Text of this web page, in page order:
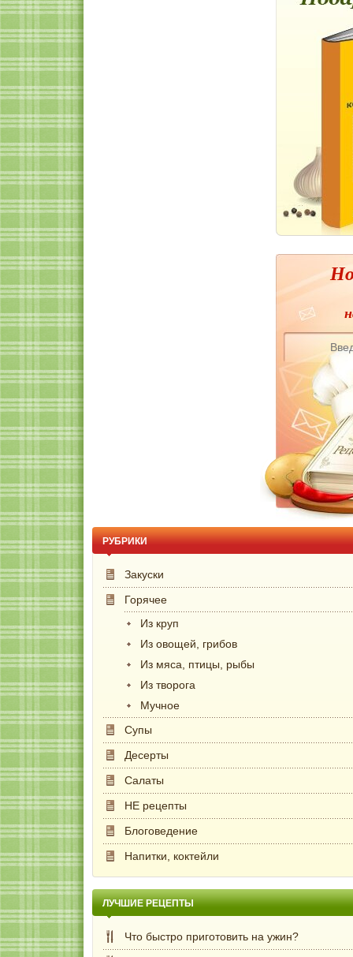
РУБРИКИ
Закуски
Горячее
Из круп
Из овощей, грибов
Из мяса, птицы, рыбы
Из творога
Мучное
Супы
Десерты
Салаты
НЕ рецепты
Блоговедение
Напитки, коктейли
ЛУЧШИЕ РЕЦЕПТЫ
Что быстро приготовить на ужин?